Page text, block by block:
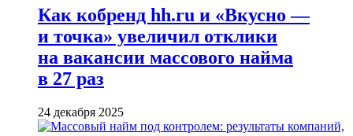
Как кобренд hh.ru и «Вкусно —
и точка» увеличил отклики
на вакансии массового найма
в 27 раз
24 декабря 2025